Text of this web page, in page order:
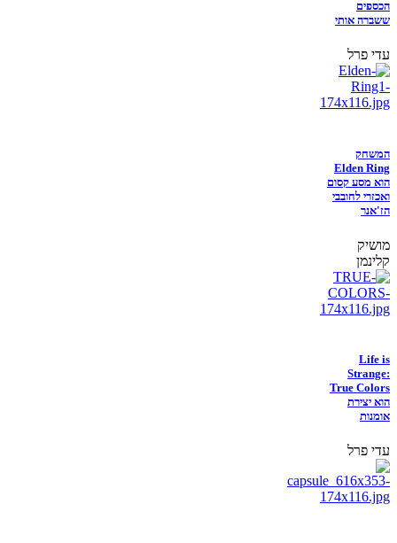
הכספים
ששברה אותי
עדי פרל
המשחק
Elden Ring
הוא מסע קסום
ואכזרי לחובבי
הז'אנר
מושיק
קלינמן
Life is
Strange:
True Colors
הוא יצירת
אומנות
עדי פרל